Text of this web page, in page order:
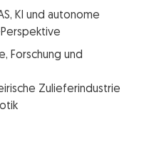
KI und autonome
Forschung und
Zulieferindustrie